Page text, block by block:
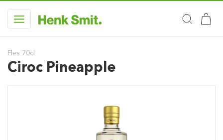
Fles 70cl
Ciroc Pineapple